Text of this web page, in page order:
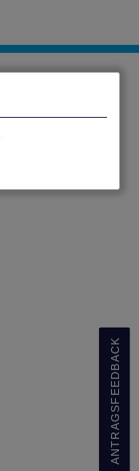
ANTRAGSFEEDBACK